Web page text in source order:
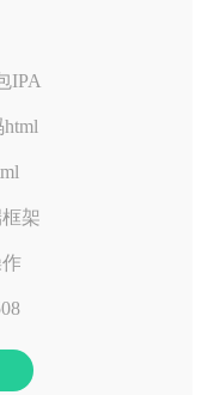
IPA
架